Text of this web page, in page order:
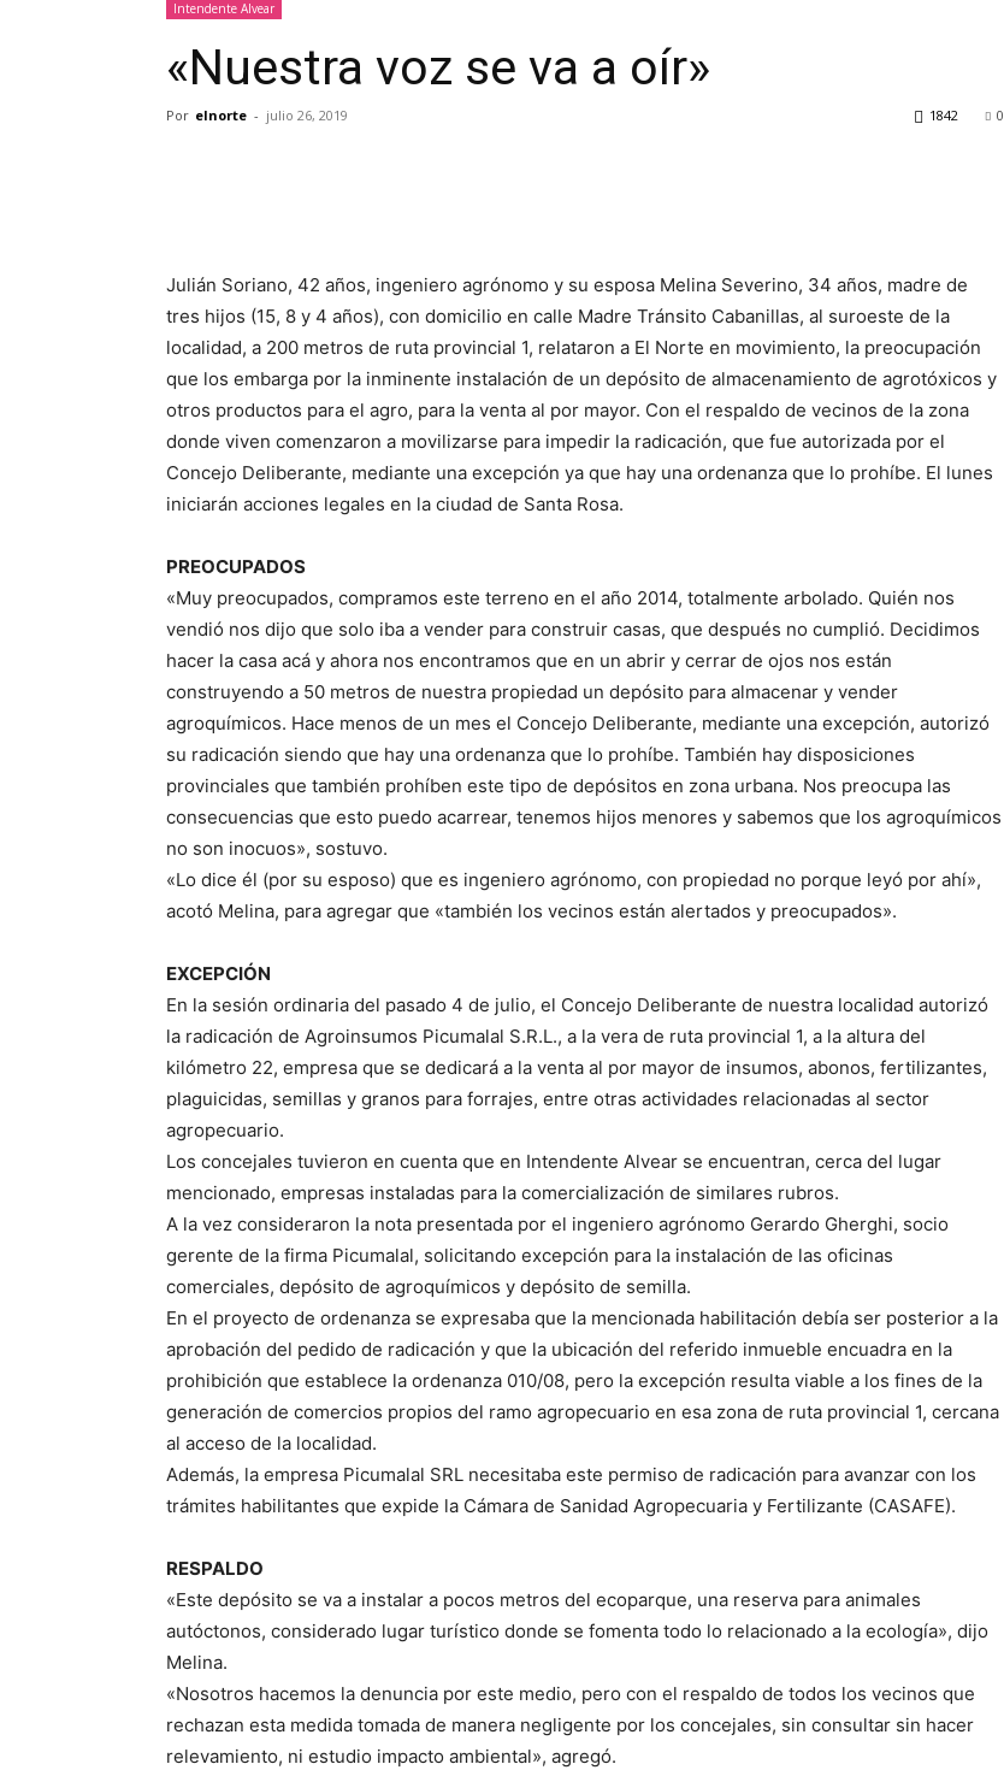
Intendente Alvear
«Nuestra voz se va a oír»
Por elnorte - julio 26, 2019 0
1842
Julián Soriano, 42 años, ingeniero agrónomo y su esposa Melina Severino, 34 años, madre de
tres hijos (15, 8 y 4 años), con domicilio en calle Madre Tránsito Cabanillas, al suroeste de la
localidad, a 200 metros de ruta provincial 1, relataron a El Norte en movimiento, la preocupación
que los embarga por la inminente instalación de un depósito de almacenamiento de agrotóxicos y
otros productos para el agro, para la venta al por mayor. Con el respaldo de vecinos de la zona
donde viven comenzaron a movilizarse para impedir la radicación, que fue autorizada por el
Concejo Deliberante, mediante una excepción ya que hay una ordenanza que lo prohíbe. El lunes
iniciarán acciones legales en la ciudad de Santa Rosa.
PREOCUPADOS
«Muy preocupados, compramos este terreno en el año 2014, totalmente arbolado. Quién nos
vendió nos dijo que solo iba a vender para construir casas, que después no cumplió. Decidimos
hacer la casa acá y ahora nos encontramos que en un abrir y cerrar de ojos nos están
construyendo a 50 metros de nuestra propiedad un depósito para almacenar y vender
agroquímicos. Hace menos de un mes el Concejo Deliberante, mediante una excepción, autorizó
su radicación siendo que hay una ordenanza que lo prohíbe. También hay disposiciones
provinciales que también prohíben este tipo de depósitos en zona urbana. Nos preocupa las
consecuencias que esto puedo acarrear, tenemos hijos menores y sabemos que los agroquímicos
no son inocuos», sostuvo.
«Lo dice él (por su esposo) que es ingeniero agrónomo, con propiedad no porque leyó por ahí»,
acotó Melina, para agregar que «también los vecinos están alertados y preocupados».
EXCEPCIÓN
En la sesión ordinaria del pasado 4 de julio, el Concejo Deliberante de nuestra localidad autorizó
la radicación de Agroinsumos Picumalal S.R.L., a la vera de ruta provincial 1, a la altura del
kilómetro 22, empresa que se dedicará a la venta al por mayor de insumos, abonos, fertilizantes,
plaguicidas, semillas y granos para forrajes, entre otras actividades relacionadas al sector
agropecuario.
Los concejales tuvieron en cuenta que en Intendente Alvear se encuentran, cerca del lugar
mencionado, empresas instaladas para la comercialización de similares rubros.
A la vez consideraron la nota presentada por el ingeniero agrónomo Gerardo Gherghi, socio
gerente de la firma Picumalal, solicitando excepción para la instalación de las oficinas
comerciales, depósito de agroquímicos y depósito de semilla.
En el proyecto de ordenanza se expresaba que la mencionada habilitación debía ser posterior a la
aprobación del pedido de radicación y que la ubicación del referido inmueble encuadra en la
prohibición que establece la ordenanza 010/08, pero la excepción resulta viable a los fines de la
generación de comercios propios del ramo agropecuario en esa zona de ruta provincial 1, cercana
al acceso de la localidad.
Además, la empresa Picumalal SRL necesitaba este permiso de radicación para avanzar con los
trámites habilitantes que expide la Cámara de Sanidad Agropecuaria y Fertilizante (CASAFE).
RESPALDO
«Este depósito se va a instalar a pocos metros del ecoparque, una reserva para animales
autóctonos, considerado lugar turístico donde se fomenta todo lo relacionado a la ecología», dijo
Melina.
«Nosotros hacemos la denuncia por este medio, pero con el respaldo de todos los vecinos que
rechazan esta medida tomada de manera negligente por los concejales, sin consultar sin hacer
relevamiento, ni estudio impacto ambiental», agregó.